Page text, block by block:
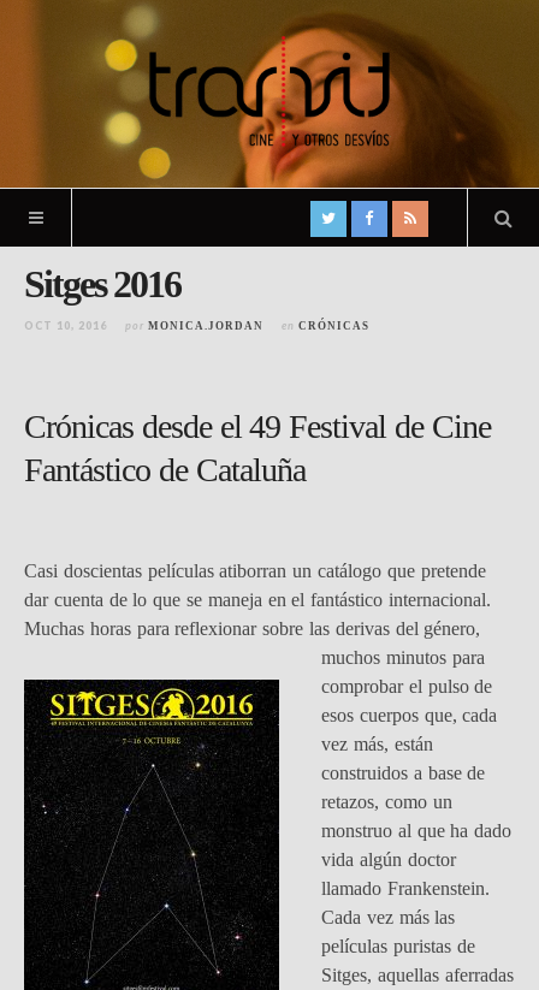
Sitges 2016
OCT 10, 2016 por MONICA.JORDAN en CRÓNICAS
Crónicas desde el 49 Festival de Cine
Fantástico de Cataluña
Casi doscientas películas atiborran un catálogo que pretende
dar cuenta de lo que se maneja en el fantástico internacional.
Muchas horas para reflexionar sobre las derivas del género,
muchos minutos para
comprobar el pulso de
esos cuerpos que, cada
vez más, están
construidos a base de
retazos, como un
monstruo al que ha dado
vida algún doctor
llamado Frankenstein.
Cada vez más las
películas puristas de
Sitges, aquellas aferradas